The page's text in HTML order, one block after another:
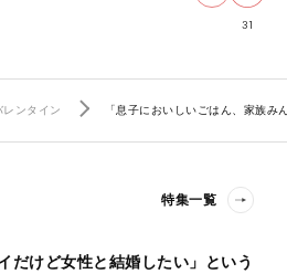
31
レンタイン 「息子においしいごはん、家族
特集一覧
イだけど女性と結婚したい」という